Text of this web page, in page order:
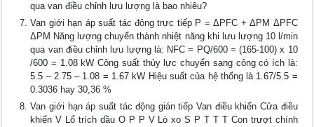
qua van điều chỉnh lưu lượng là bao nhiêu?
Van giới hạn áp suất tác động trực tiếp P = ΔPFC + ΔPM ΔPFC
ΔPM Năng lượng chuyển thành nhiệt năng khi lưu lượng 10 l/min
qua van điều chỉnh lưu lượng là: NFC = PQ/600 = (165-100) x 10
/600 = 1.08 kW Công suất thủy lực chuyển sang công có ích là:
5.5 – 2.75 – 1.08 = 1.67 kW Hiệu suất của hệ thống là 1.67/5.5 =
0.3036 hay 30,36 %
Van giới hạn áp suất tác động gián tiếp Van điều khiển Cửa điều
khiển V Lổ trích dầu O P P V Lò xo S P T T T Con trượt chính